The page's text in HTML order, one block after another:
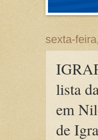
sexta-
lista
em
de